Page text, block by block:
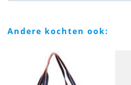
andere kochten ook: